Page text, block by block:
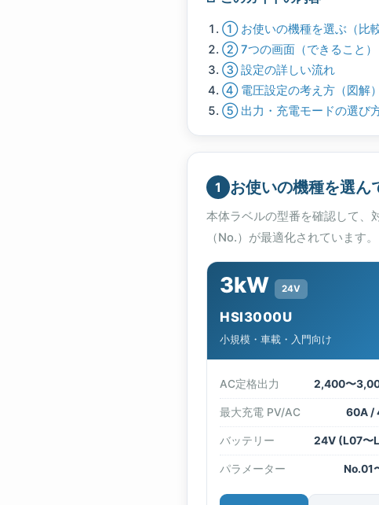
① お使いの機種を選ぶ（比較
② 7つの画面（できること）
③ 設定の詳しい流れ
④ 電圧設定の考え方（図解）
⑤ 出力・充電モードの選び
1 お使いの機種を選ん
本体ラベルの型番を確認して、
（No.）が最適化されています。
3kW 24V
HSI3000U
小規模・車載・入門向け
AC定格出力 2,400〜
最大充電 PV/AC 60A /
バッテリー 24V (L07〜
パラメーター No.01